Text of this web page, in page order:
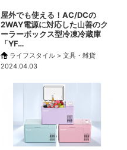
屋外でも使える！AC/DCの
2WAY電源に対応した山善のク
ーラーボックス型冷凍冷蔵庫
「YF…
ライフスタイル > 文具・雑貨
2024.04.03